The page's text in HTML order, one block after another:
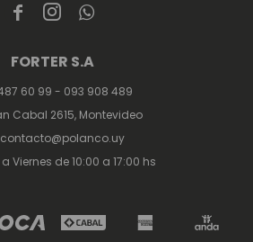
  
FORTER S.A
60 99 - 093 908 489
Cabal 2615, Montevideo
contacto@polanco.uy
Viernes de 10:00 a 17:00 hs